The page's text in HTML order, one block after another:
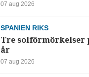
07 aug 2026
SPANIEN RIKS
Tre solförmörkelser
år
07 aug 2026